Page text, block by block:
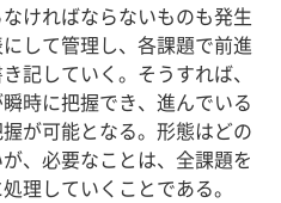
ければならないものも発生
して管理し、各課題で前進
記していく。そうすれば、
時に把握でき、進んでいる
が可能となる。形態はどの
、必要なことは、全課題を
理していくことである。